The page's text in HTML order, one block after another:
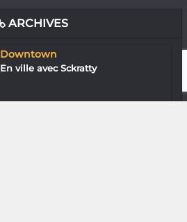
ARCHIVES
Downtown
En ville avec Sckratty